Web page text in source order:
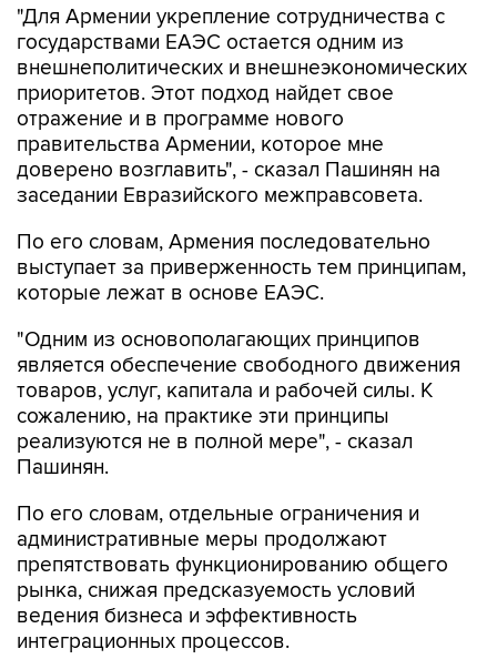
внешнеполитических и внешнеэкономических
приоритетов. Этот подход найдет свое
отражение и в программе нового
правительства Армении, которое мне
доверено возглавить", - сказал Пашинян на
заседании Евразийского межправсовета.
По его словам, Армения последовательно
которые лежат в основе ЕАЭС.
"Одним из основополагающих принципов
товаров, услуг, капитала и рабочей силы. К
сожалению, на практике эти принципы
реализуются не в полной мере", - сказал
Пашинян.
По его словам, отдельные ограничения и
препятствовать функционированию общего
рынка, снижая предсказуемость условий
ведения бизнеса и эффективность
интеграционных процессов.
"Армения неизменно обеспечивает